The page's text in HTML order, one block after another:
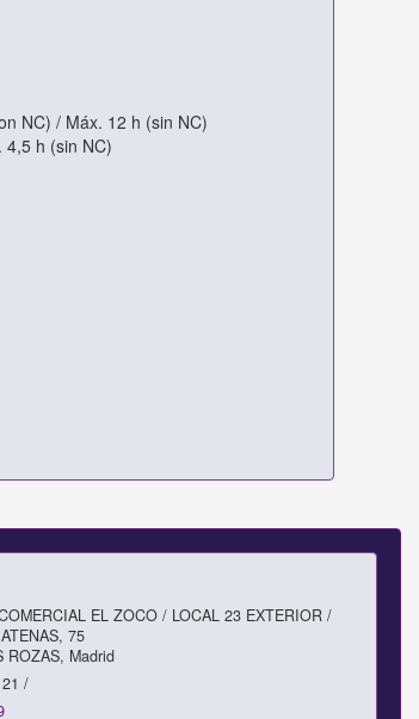
NC) / Máx. 12 h (sin NC)
4,5 h (sin NC)
EL ZOCO / LOCAL 23 EXTERIOR /
75
ROZAS, Madrid
/